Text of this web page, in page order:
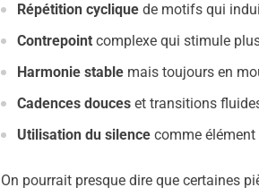
Répétition cyclique de motifs qui
Contrepoint complexe qui stimule
Harmonie stable mais toujours en
Cadences douces et transitions
Utilisation du silence comme
On pourrait presque dire que certaines